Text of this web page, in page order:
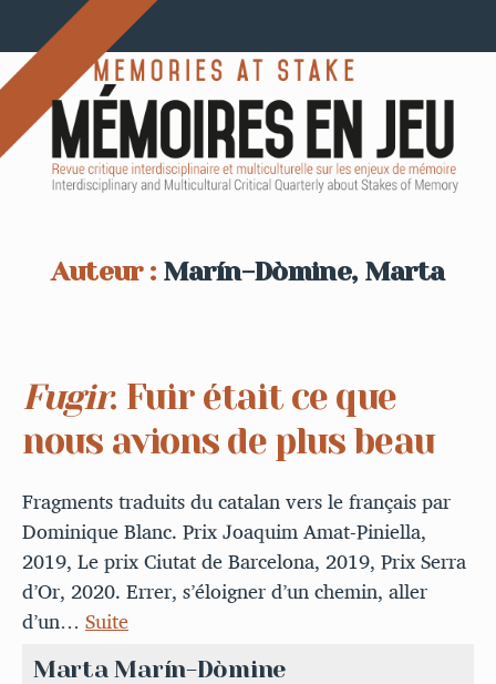
Auteur : Marín-Dòmine, Marta
Fugir. Fuir était ce que
nous avions de plus beau
Fragments traduits du catalan vers le français par
Dominique Blanc. Prix Joaquim Amat-Piniella,
2019, Le prix Ciutat de Barcelona, 2019, Prix Serra
d’Or, 2020. Errer, s’éloigner d’un chemin, aller
d’un… Suite
Marta Marín-Dòmine